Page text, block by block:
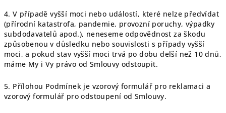
4. V případě vyšší moci nebo událostí, které nelze předvídat
(přírodní katastrofa, pandemie, provozní poruchy, výpadky
subdodavatelů apod.), neneseme odpovědnost za škodu
způsobenou v důsledku nebo souvislosti s případy vyšší
moci, a pokud stav vyšší moci trvá po dobu delší než 10 dnů,
máme My i Vy právo od Smlouvy odstoupit.
5. Přílohou Podmínek je vzorový formulář pro reklamaci a
vzorový formulář pro odstoupení od Smlouvy.